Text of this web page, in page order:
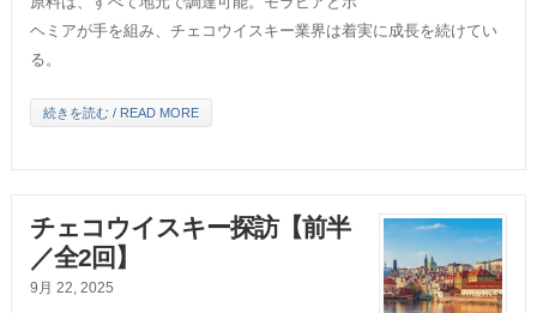
ヘミアが手を組み、チェコウイスキー業界は着実に成長を続けてい
る。
続きを読む / READ MORE
チェコウイスキー探訪【前半
／全2回】
9月 22, 2025